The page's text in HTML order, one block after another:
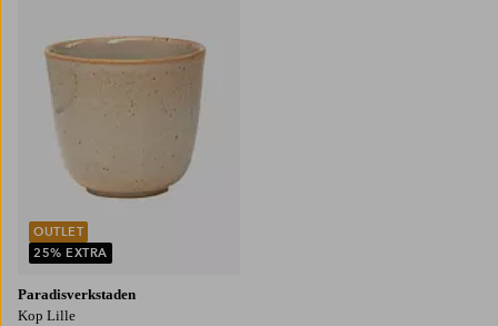
Paradisverkstaden
Kop Lille
OUTLET
25% EXTRA